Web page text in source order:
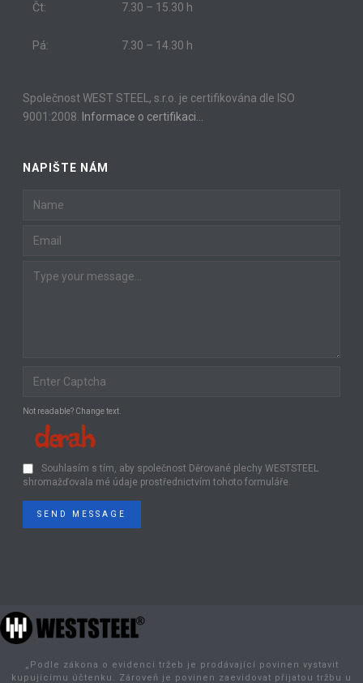
Čt: 7.30 – 15.30 h
Pá: 7.30 – 14.30 h
Společnost WEST STEEL, s.r.o. je certifikována dle ISO
9001:2008.
Informace o certifikaci…
NAPIŠTE NÁM
Not readable? Change text.
Souhlasím s tím, aby společnost Děrované plechy WESTSTEEL
shromažďovala mé údaje prostřednictvím tohoto formuláře.
SEND MESSAGE
„Podle zákona o evidenci tržeb je prodávající povinen vystavit
kupujícímu účtenku. Zároveň je povinen zaevidovat přijatou tržbu u